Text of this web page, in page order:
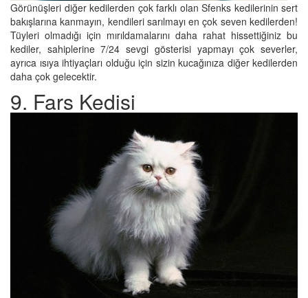
Görünüşleri diğer kedilerden çok farklı olan Sfenks kedilerinin sert
bakışlarına kanmayın, kendileri sarılmayı en çok seven kedilerden!
Tüyleri olmadığı için mırıldamalarını daha rahat hissettiğiniz bu
kediler, sahiplerine 7/24 sevgi gösterisi yapmayı çok severler,
ayrıca ısıya ihtiyaçları olduğu için sizin kucağınıza diğer kedilerden
daha çok gelecektir.
9. Fars Kedisi